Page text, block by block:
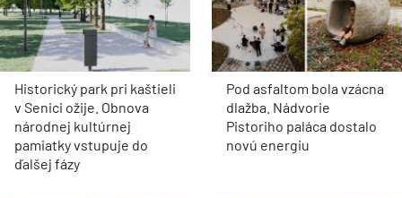
Historický park pri kaštieli
v Senici ožije. Obnova
národnej kultúrnej
pamiatky vstupuje do
ďalšej fázy
Pod asfaltom bola vzácna
dlažba. Nádvorie
Pistoriho paláca dostalo
novú energiu